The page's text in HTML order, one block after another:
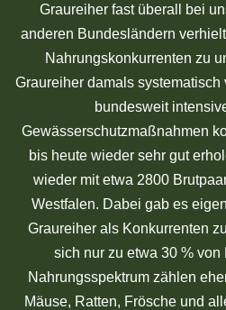
Graureiher fast überall bei
anderen Bundesländern
Nahrungskonkurrenten zu
Graureiher damals
bundesweit
Gewässerschutzmaßnahmen
bis heute wieder sehr gut
wieder mit etwa 2800
Westfalen. Dabei gab es
Graureiher als Konkurrenten
sich nur zu etwa 30 %
Nahrungsspektrum zählen
Mäuse, Ratten, Frösche und